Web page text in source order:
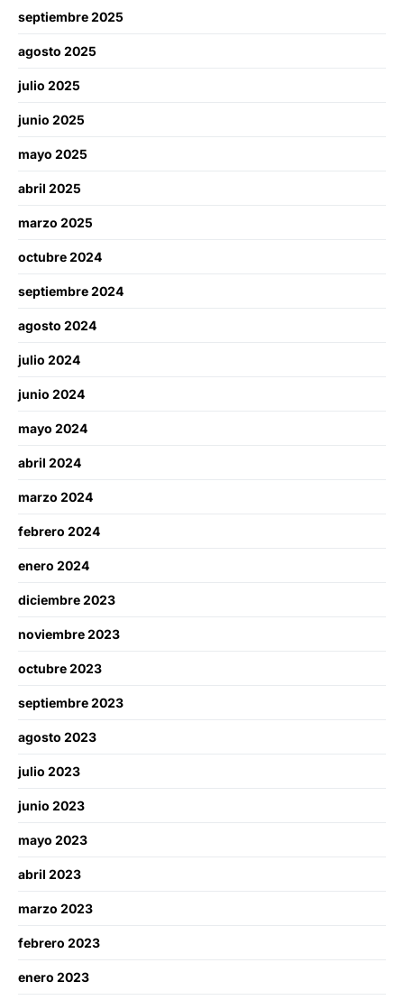
septiembre 2025
agosto 2025
julio 2025
junio 2025
mayo 2025
abril 2025
marzo 2025
octubre 2024
septiembre 2024
agosto 2024
julio 2024
junio 2024
mayo 2024
abril 2024
marzo 2024
febrero 2024
enero 2024
diciembre 2023
noviembre 2023
octubre 2023
septiembre 2023
agosto 2023
julio 2023
junio 2023
mayo 2023
abril 2023
marzo 2023
febrero 2023
enero 2023